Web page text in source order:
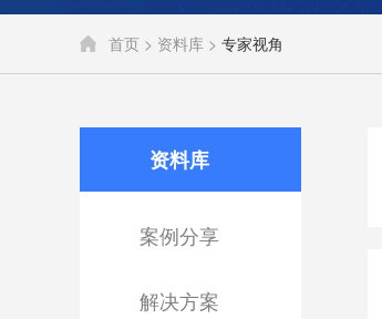
首页 > 资料库 > 专家视角
资料库
案例分享
解决方案